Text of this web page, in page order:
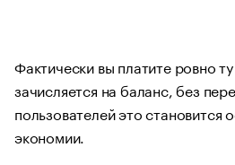
Фактически вы платите ровно
зачисляется на баланс, без
пользователей это
экономии.